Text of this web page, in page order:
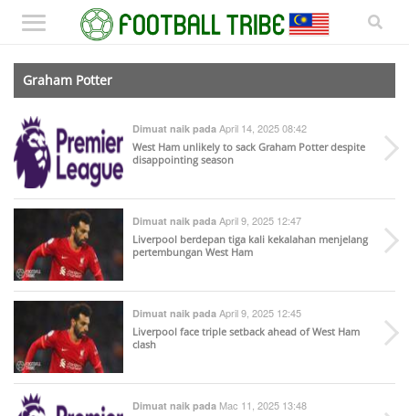
Graham Potter
Dimuat naik pada April 14, 2025 08:42
West Ham unlikely to sack Graham Potter despite
disappointing season
Dimuat naik pada April 9, 2025 12:47
Liverpool berdepan tiga kali kekalahan menjelang
pertembungan West Ham
Dimuat naik pada April 9, 2025 12:45
Liverpool face triple setback ahead of West Ham
clash
Dimuat naik pada Mac 11, 2025 13:48